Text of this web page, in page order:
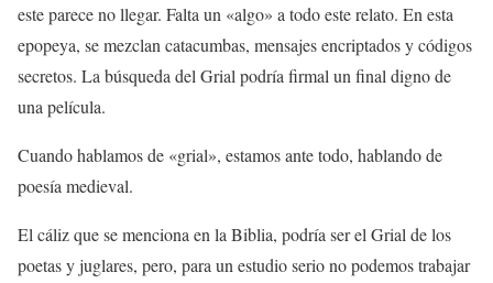
este parece no llegar. Falta un «algo» a todo este relato. En esta
epopeya, se mezclan catacumbas, mensajes encriptados y códigos
secretos. La búsqueda del Grial podría firmal un final digno de
una película.
Cuando hablamos de «grial», estamos ante todo, hablando de
poesía medieval.
El cáliz que se menciona en la Biblia, podría ser el Grial de los
poetas y juglares, pero, para un estudio serio no podemos trabajar